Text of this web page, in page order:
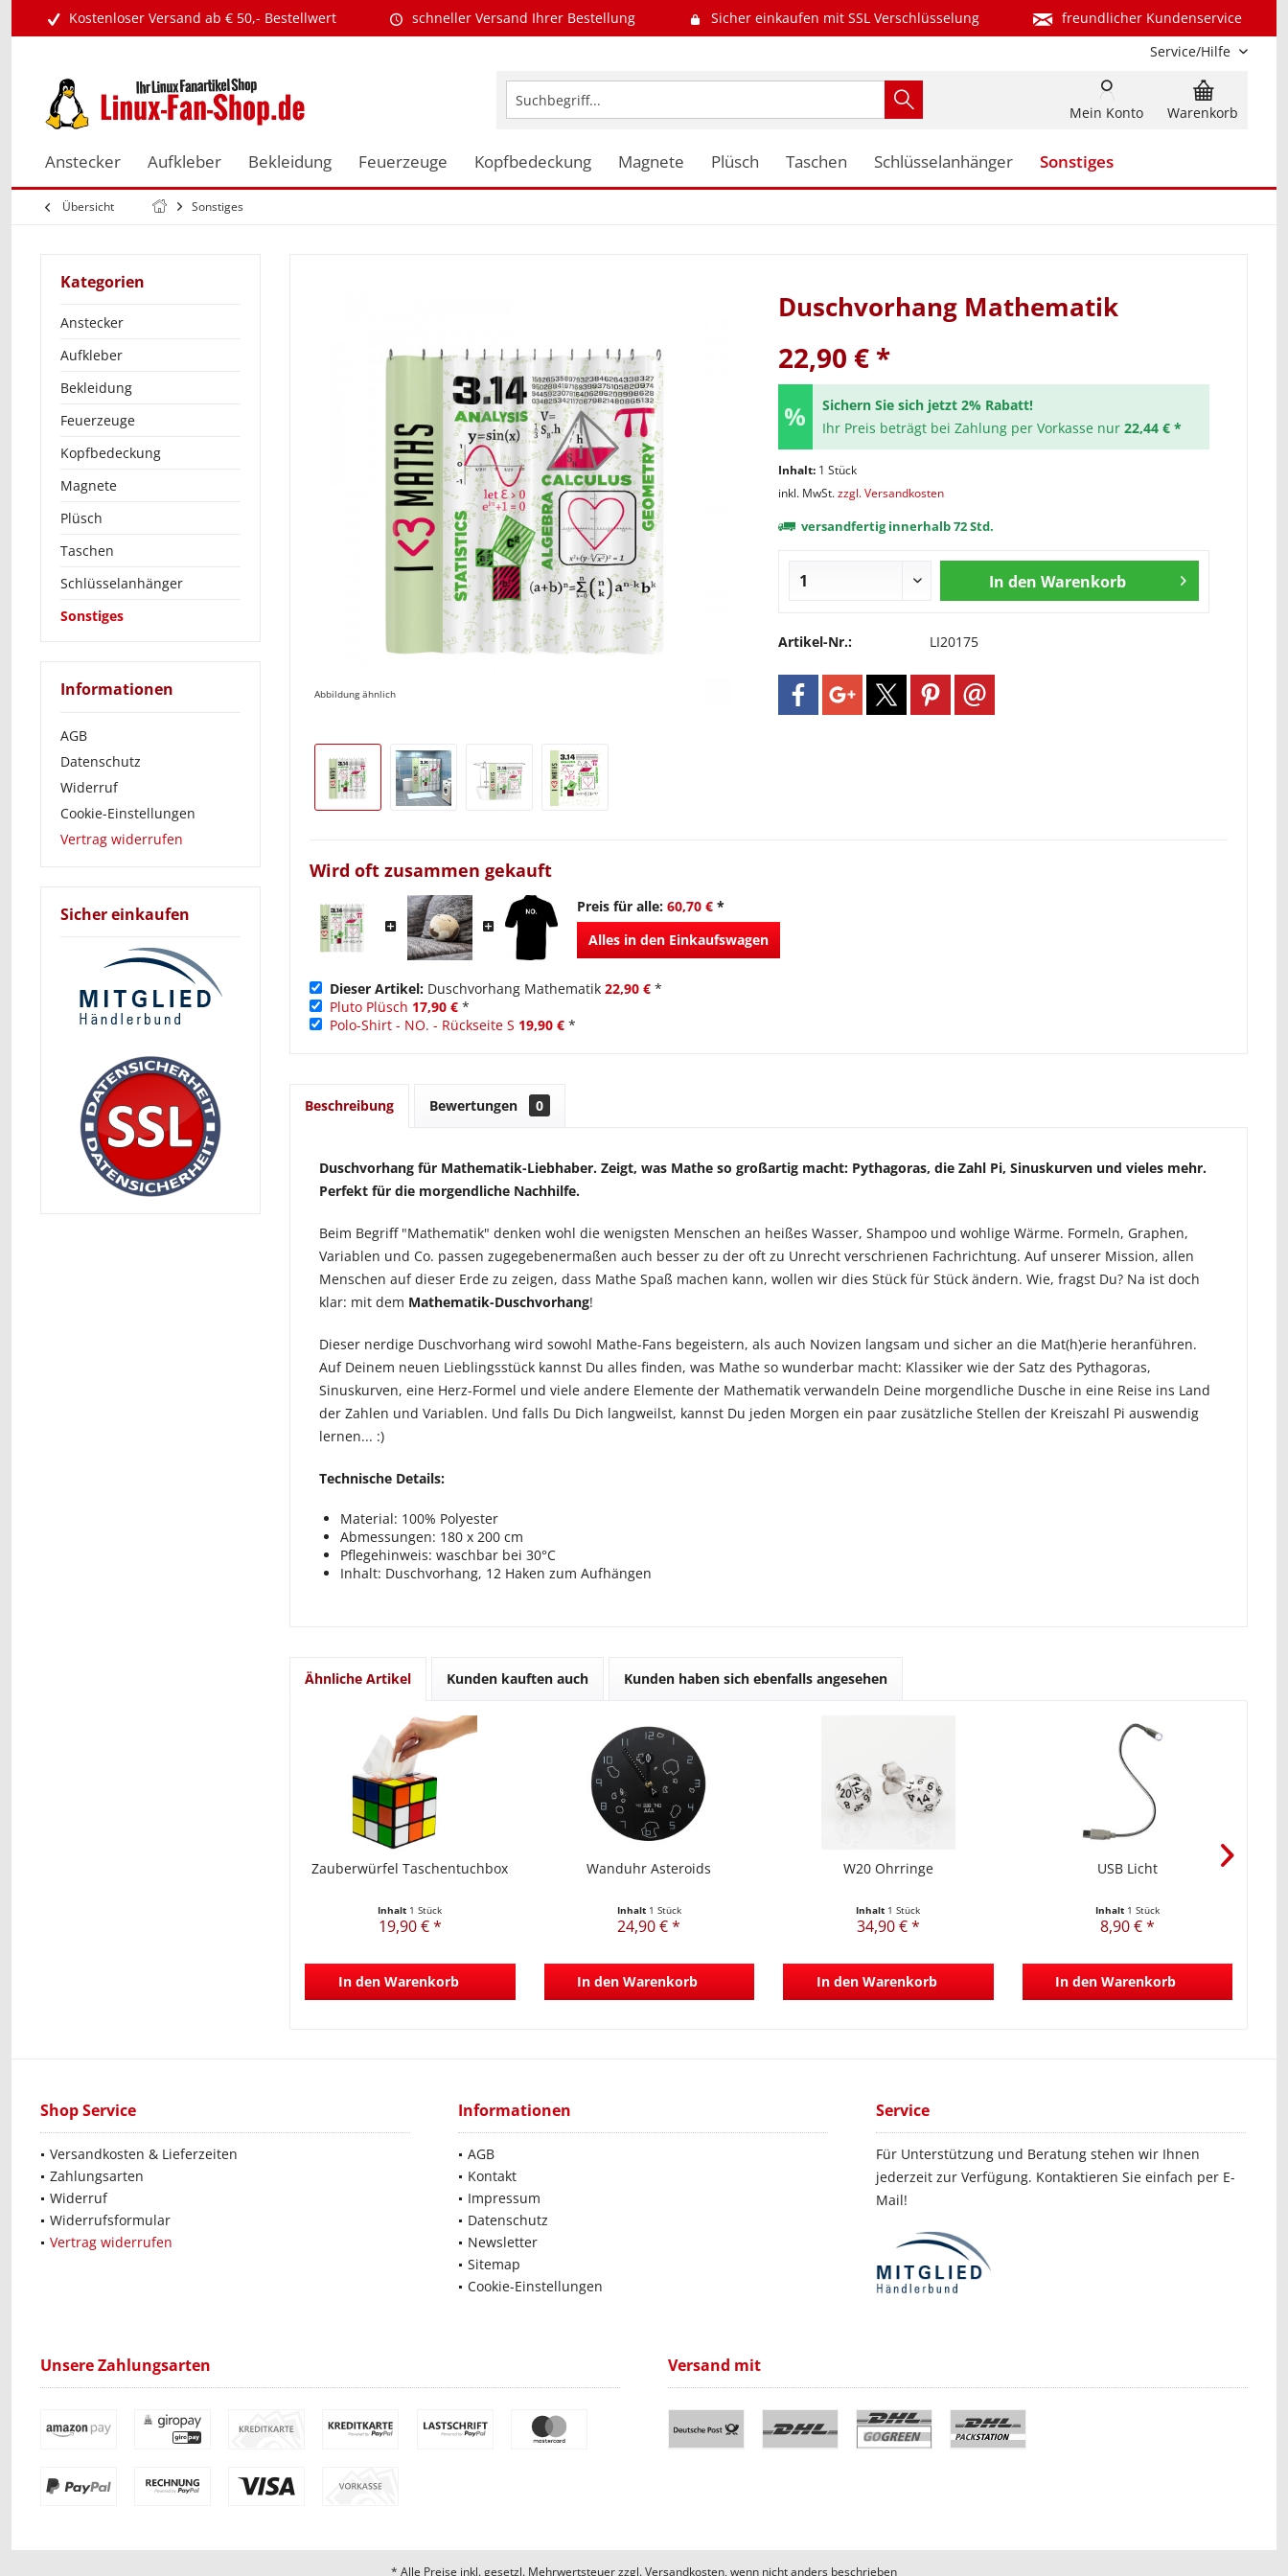
Kostenloser Versand ab € 50,- Bestellwert schneller Versand Ihrer Bestellung Sicher einkaufen mit SSL Verschlüsselung
freundlicher Kundenservice
Service/Hilfe
Warenkorb
Mein Konto
Anstecker Aufkleber Bekleidung Feuerzeuge Kopfbedeckung Magnete Plüsch Taschen Schlüsselanhänger Sonstiges
Übersicht Sonstiges
Kategorien
Anstecker
Aufkleber
Bekleidung
Feuerzeuge
Kopfbedeckung
Magnete
Plüsch
Taschen
Schlüsselanhänger
Sonstiges
Informationen
AGB
Datenschutz
Widerruf
Cookie-Einstellungen
Vertrag widerrufen
Sicher einkaufen
Abbildung ähnlich
Duschvorhang Mathematik
22,90 € *
Sichern Sie sich jetzt 2% Rabatt!
Ihr Preis beträgt bei Zahlung per Vorkasse nur 22,44 € *
Inhalt: 1 Stück
inkl. MwSt.zzgl. Versandkosten
versandfertig innerhalb 72 Std.
In den Warenkorb
Artikel-Nr.: LI20175
Wird oft zusammen gekauft
Preis für alle:60,70 € *
Alles in den Einkaufswagen
Dieser Artikel: Duschvorhang Mathematik 22,90 € *
Pluto Plüsch 17,90 € *
Polo-Shirt - NO. - Rückseite S 19,90 € *
Beschreibung Bewertungen 0
Duschvorhang für Mathematik-Liebhaber. Zeigt, was Mathe so großartig macht: Pythagoras, die Zahl Pi, Sinuskurven und vieles mehr.
Perfekt für die morgendliche Nachhilfe.
Beim Begriff "Mathematik" denken wohl die wenigsten Menschen an heißes Wasser, Shampoo und wohlige Wärme. Formeln, Graphen,
Variablen und Co. passen zugegebenermaßen auch besser zu der oft zu Unrecht verschrienen Fachrichtung. Auf unserer Mission, allen
Menschen auf dieser Erde zu zeigen, dass Mathe Spaß machen kann, wollen wir dies Stück für Stück ändern. Wie, fragst Du? Na ist doch
klar: mit dem Mathematik-Duschvorhang!
Dieser nerdige Duschvorhang wird sowohl Mathe-Fans begeistern, als auch Novizen langsam und sicher an die Mat(h)erie heranführen.
Auf Deinem neuen Lieblingsstück kannst Du alles finden, was Mathe so wunderbar macht: Klassiker wie der Satz des Pythagoras,
Sinuskurven, eine Herz-Formel und viele andere Elemente der Mathematik verwandeln Deine morgendliche Dusche in eine Reise ins Land
der Zahlen und Variablen. Und falls Du Dich langweilst, kannst Du jeden Morgen ein paar zusätzliche Stellen der Kreiszahl Pi auswendig
lernen... :)
Technische Details:
Material: 100% Polyester
Abmessungen: 180 x 200 cm
Pflegehinweis: waschbar bei 30°C
Inhalt: Duschvorhang, 12 Haken zum Aufhängen
Ähnliche Artikel Kunden kauften auch Kunden haben sich ebenfalls angesehen
Zauberwürfel Taschentuchbox
Inhalt 1 Stück
19,90 € *
In den Warenkorb
Wanduhr Asteroids
Inhalt 1 Stück
24,90 € *
In den Warenkorb
W20 Ohrringe
Inhalt 1 Stück
34,90 € *
In den Warenkorb
USB Licht
Inhalt 1 Stück
8,90 € *
In den Warenkorb
Shop Service
Versandkosten & Lieferzeiten
Zahlungsarten
Widerruf
Widerrufsformular
Vertrag widerrufen
Informationen
AGB
Kontakt
Impressum
Datenschutz
Newsletter
Sitemap
Cookie-Einstellungen
Service
Für Unterstützung und Beratung stehen wir Ihnen
jederzeit zur Verfügung. Kontaktieren Sie einfach per E-
Mail!
Unsere Zahlungsarten Versand mit
* Alle Preise inkl. gesetzl. Mehrwertsteuer zzgl.Versandkosten, wenn nicht anders beschrieben